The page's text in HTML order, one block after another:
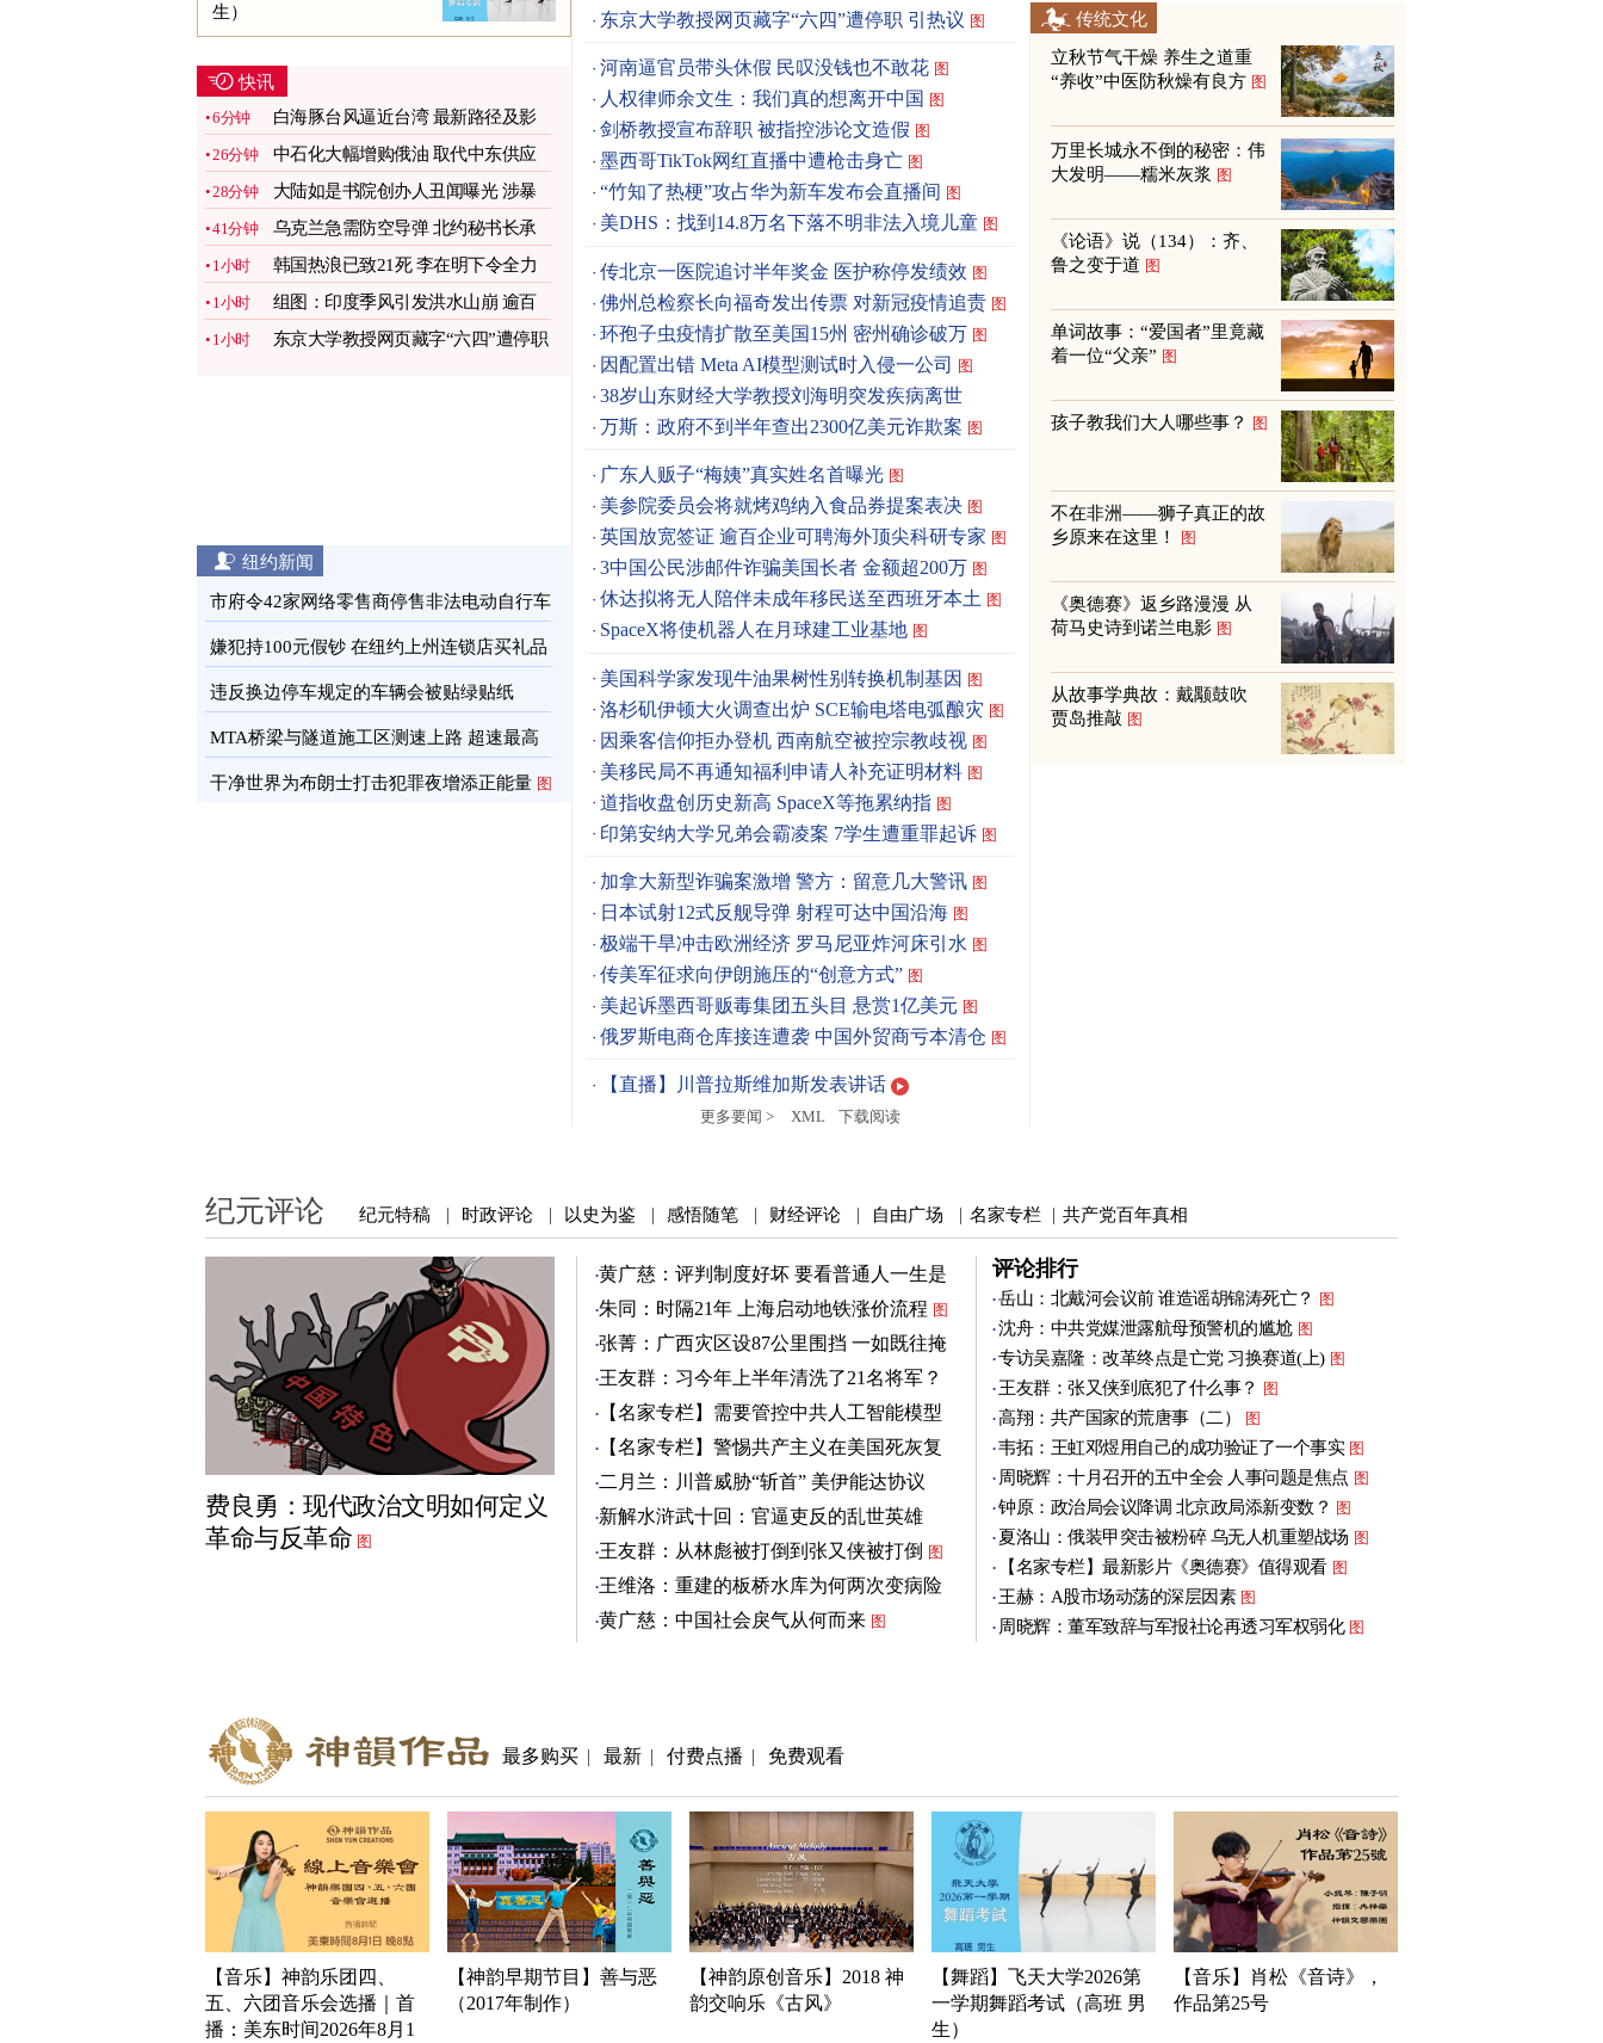
生）
快讯
6分钟
白海豚台风逼近台湾 最新路径及影
响一次看 图
26分钟 中石化大幅增购俄油 取代中东供应
图
28分钟
大陆如是书院创办人丑闻曝光 涉暴
力体罚学员
41分钟
乌克兰急需防空导弹 北约秘书长承
诺支援 图
1小时
韩国热浪已致21死 李在明下令全力
应对
1小时
组图：印度季风引发洪水山崩 逾百
人丧生 图
1小时
东京大学教授网页藏字“六四”遭停职
纽约新闻
市府令42家网络零售商停售非法电动自行车
图
嫌犯持100元假钞 在纽约上州连锁店买礼品
卡 图
违反换边停车规定的车辆会被贴绿贴纸
MTA桥梁与隧道施工区测速上路 超速最高
罚100元 图
干净世界为布朗士打击犯罪夜增添正能量 图
东京大学教授网页藏字“六四”遭停职 引热议 图
河南逼官员带头休假 民叹没钱也不敢花 图
人权律师余文生：我们真的想离开中国 图
剑桥教授宣布辞职 被指控涉论文造假 图
墨西哥TikTok网红直播中遭枪击身亡 图
“竹知了热梗”攻占华为新车发布会直播间 图
美DHS：找到14.8万名下落不明非法入境儿童 图
传北京一医院追讨半年奖金 医护称停发绩效 图
佛州总检察长向福奇发出传票 对新冠疫情追责 图
环孢子虫疫情扩散至美国15州 密州确诊破万 图
因配置出错 Meta AI模型测试时入侵一公司 图
38岁山东财经大学教授刘海明突发疾病离世
万斯：政府不到半年查出2300亿美元诈欺案 图
广东人贩子“梅姨”真实姓名首曝光 图
美参院委员会将就烤鸡纳入食品券提案表决 图
英国放宽签证 逾百企业可聘海外顶尖科研专家 图
3中国公民涉邮件诈骗美国长者 金额超200万 图
休达拟将无人陪伴未成年移民送至西班牙本土 图
SpaceX将使机器人在月球建工业基地 图
美国科学家发现牛油果树性别转换机制基因 图
洛杉矶伊顿大火调查出炉 SCE输电塔电弧酿灾 图
因乘客信仰拒办登机 西南航空被控宗教歧视 图
美移民局不再通知福利申请人补充证明材料 图
道指收盘创历史新高 SpaceX等拖累纳指 图
印第安纳大学兄弟会霸凌案 7学生遭重罪起诉 图
加拿大新型诈骗案激增 警方：留意几大警讯 图
日本试射12式反舰导弹 射程可达中国沿海 图
极端干旱冲击欧洲经济 罗马尼亚炸河床引水 图
传美军征求向伊朗施压的“创意方式” 图
美起诉墨西哥贩毒集团五头目 悬赏1亿美元 图
俄罗斯电商仓库接连遭袭 中国外贸商亏本清仓 图
【直播】川普拉斯维加斯发表讲话
更多要闻 > XML 下载阅读
传统文化
立秋节气干燥 养生之道重
“养收”中医防秋燥有良方 图
万里长城永不倒的秘密：伟
大发明——糯米灰浆 图
《论语》说（134）：齐、
鲁之变于道 图
单词故事：“爱国者”里竟藏
着一位“父亲” 图
孩子教我们大人哪些事？ 图
不在非洲——狮子真正的故
乡原来在这里！
图
《奥德赛》返乡路漫漫 从
荷马史诗到诺兰电影 图
从故事学典故：戴颙鼓吹
贾岛推敲 图
纪元评论 纪元特稿 | 时政评论 | 以史为鉴 | 感悟随笔 | 财经评论 | 自由广场 | 名家专栏 | 共产党百年真相
费良勇：现代政治文明如何定义
革命与反革命 图
黄广慈：评判制度好坏 要看普通人一生是
否安稳
图
朱同：时隔21年 上海启动地铁涨价流程 图
张菁：广西灾区设87公里围挡 一如既往掩
盖真相 图
王友群：习今年上半年清洗了21名将军？
图
【名家专栏】需要管控中共人工智能模型
图
【名家专栏】警惕共产主义在美国死灰复
燃 图
二月兰：川普威胁“斩首” 美伊能达协议
吗？ 图
新解水浒武十回：官逼吏反的乱世英雄
（3） 图
王友群：从林彪被打倒到张又侠被打倒 图
王维洛：重建的板桥水库为何两次变病险
水库？
图
黄广慈：中国社会戾气从何而来 图
评论排行
岳山：北戴河会议前 谁造谣胡锦涛死亡？ 图
沈舟：中共党媒泄露航母预警机的尴尬 图
专访吴嘉隆：改革终点是亡党 习换赛道(上) 图
王友群：张又侠到底犯了什么事？ 图
高翔：共产国家的荒唐事（二） 图
韦拓：王虹邓煜用自己的成功验证了一个事实 图
周晓辉：十月召开的五中全会 人事问题是焦点 图
钟原：政治局会议降调 北京政局添新变数？ 图
夏洛山：俄装甲突击被粉碎 乌无人机重塑战场 图
【名家专栏】最新影片《奥德赛》值得观看 图
王赫：A股市场动荡的深层因素 图
周晓辉：董军致辞与军报社论再透习军权弱化 图
最多购买 | 最新 | 付费点播 | 免费观看
【音乐】神韵乐团四、
五、六团音乐会选播｜首
播：美东时间2026年8月1
【神韵早期节目】善与恶
（2017年制作）
【神韵原创音乐】2018 神
韵交响乐《古风》
【舞蹈】飞天大学2026第
一学期舞蹈考试（高班 男
生）
【音乐】肖松《音诗》，
作品第25号